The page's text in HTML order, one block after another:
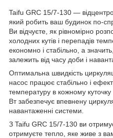
Taifu GRC 15/7-130 —
який робить ваш будинок по-
Ви відчуєте, як рівномірно
холодних кутів і перепадів
економно і стабільно, а
залежить від часу доби і
Оптимальна швидкість
насос працює стабільно і
температуру в кожному
Вт забезпечує впевнену
навантаженні системи.
З Taifu GRC 15/7-130 ви
отримуєте тепло, яке живе з